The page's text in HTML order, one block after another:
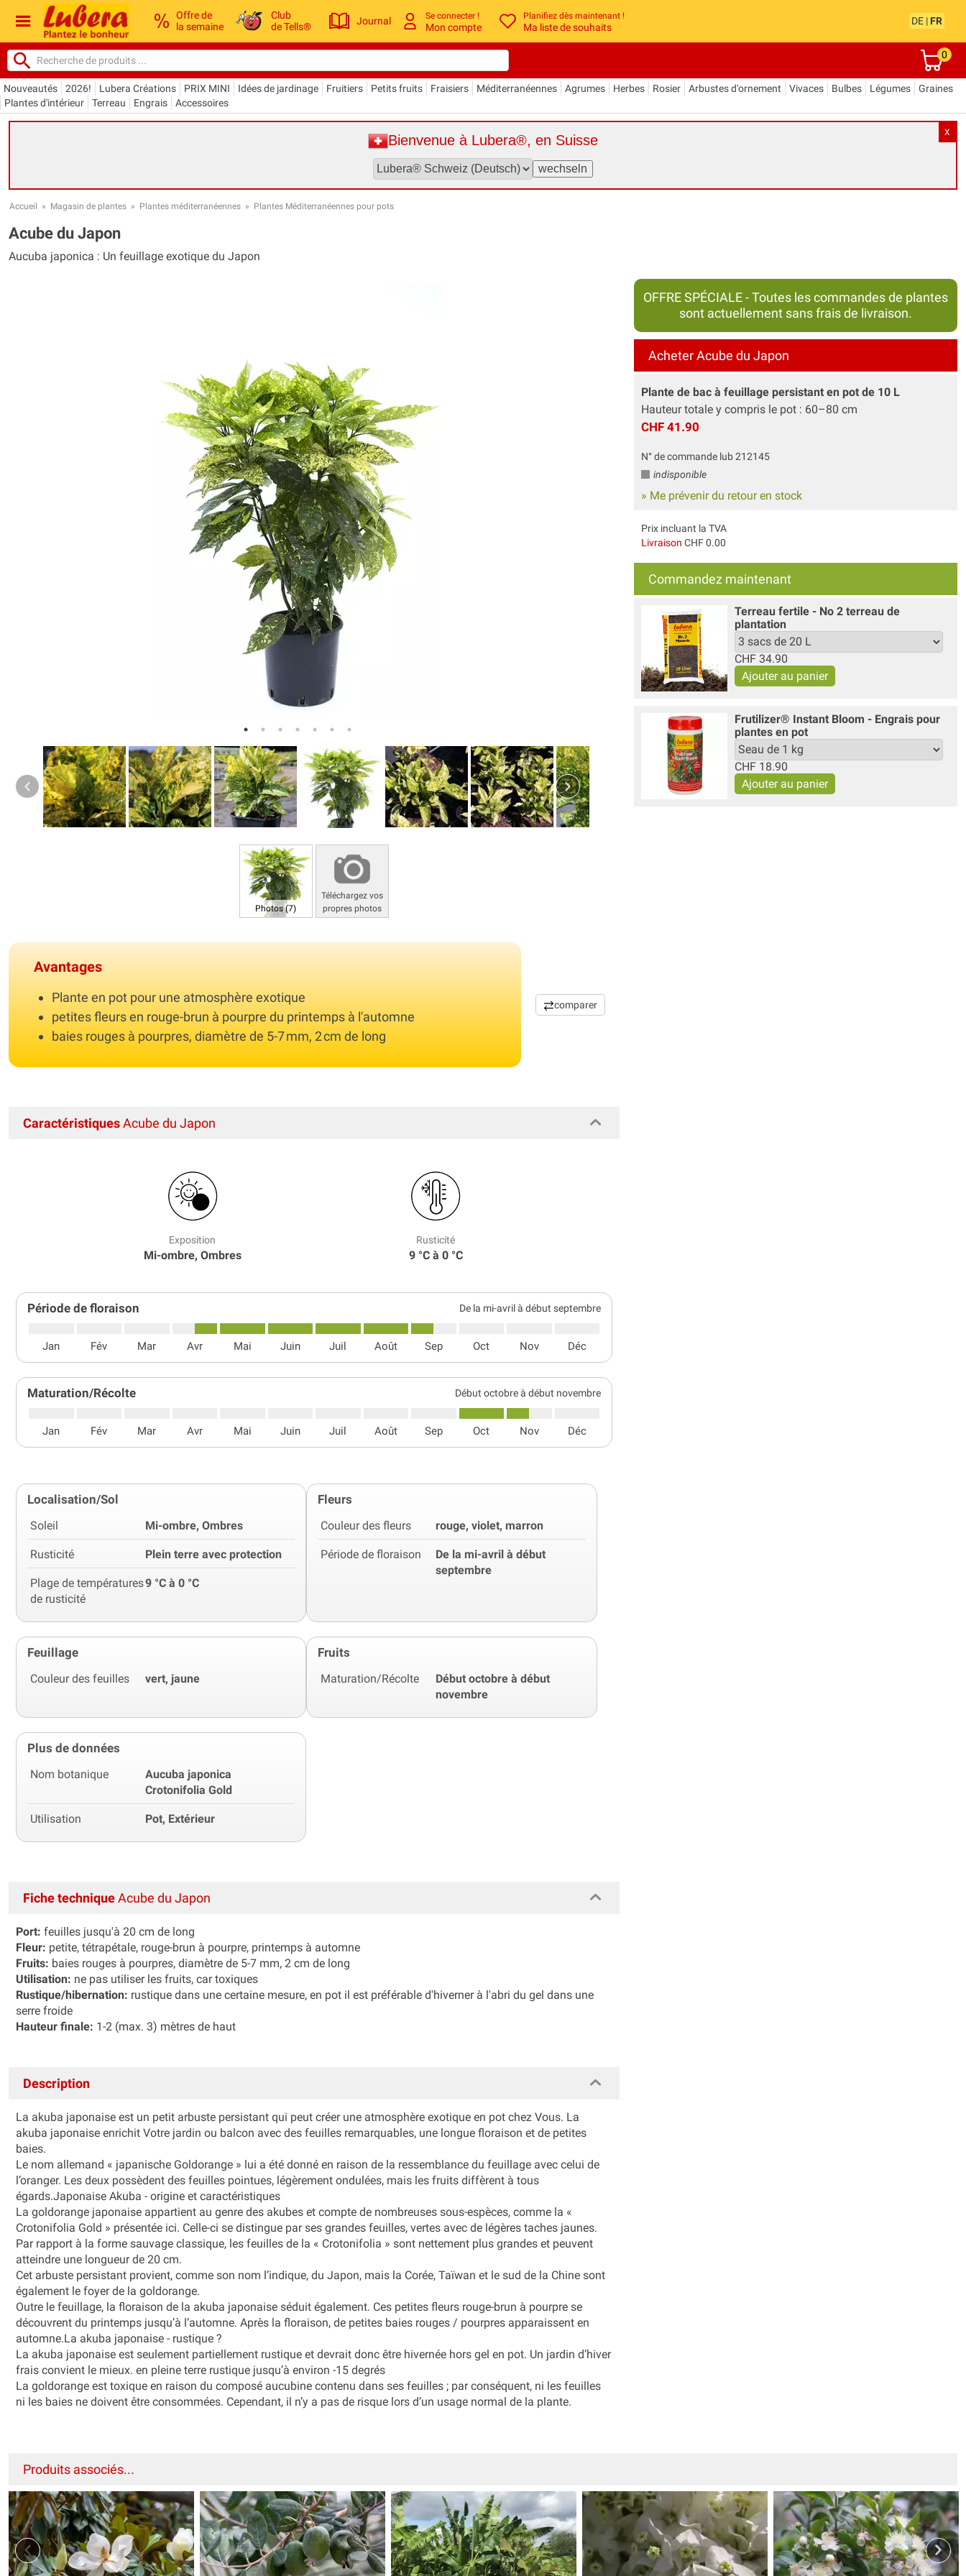
Offre de
la semaine
Club
de Tells®
Journal Se connecter !
Mon compte
Planifiez dès maintenant !
Ma liste de souhaits
DE | FR
0
Nouveautés 2026! Lubera Créations PRIX MINI Idées de jardinage Fruitiers Petits fruits Fraisiers Méditerranéennes Agrumes Herbes Rosier Arbustes d'ornement Vivaces Bulbes Légumes
Graines
Plantes d'intérieur
Terreau Engrais Accessoires
X
Bienvenue à Lubera®, en Suisse
Accueil » Magasin de plantes » Plantes méditerranéennes » Plantes Méditerranéennes pour pots
Acube du Japon
Aucuba japonica : Un feuillage exotique du Japon
Photos (7)
Téléchargez vos
propres photos
Avantages
Plante en pot pour une atmosphère exotique
petites fleurs en rouge-brun à pourpre du printemps à l'automne
baies rouges à pourpres, diamètre de 5-7 mm, 2 cm de long
comparer
OFFRE SPÉCIALE - Toutes les commandes de plantes
sont actuellement sans frais de livraison.
Acheter Acube du Japon
Plante de bac à feuillage persistant en pot de 10 L
Hauteur totale y compris le pot : 60–80 cm
CHF 41.90
N° de commande lub 212145
indisponible
» Me prévenir du retour en stock
Prix incluant la TVA
Livraison CHF 0.00
Commandez maintenant
Terreau fertile - No 2 terreau de
plantation
CHF 34.90
Frutilizer® Instant Bloom - Engrais pour
plantes en pot
CHF 18.90
CaractéristiquesAcube du Japon
Exposition
Mi-ombre, Ombres
Rusticité
9 °C à 0 °C
Période de floraison De la mi-avril à début septembre
Jan Fév Mar Avr Mai Juin Juil Août Sep Oct Nov Déc
Maturation/Récolte Début octobre à début novembre
Jan Fév Mar Avr Mai Juin Juil Août Sep Oct Nov Déc
Localisation/Sol
Soleil Mi-ombre, Ombres
Rusticité Plein terre avec protection
Plage de températures
de rusticité
9 °C à 0 °C
Fleurs
Couleur des fleurs rouge, violet, marron
Période de floraison
De la mi-avril à début
septembre
Feuillage
Couleur des feuilles vert, jaune
Fruits
Maturation/Récolte
Début octobre à début
novembre
Plus de données
Nom botanique
Aucuba japonica
Crotonifolia Gold
Utilisation Pot, Extérieur
Fiche techniqueAcube du Japon
Port: feuilles jusqu'à 20 cm de long
Fleur: petite, tétrapétale, rouge-brun à pourpre, printemps à automne
Fruits: baies rouges à pourpres, diamètre de 5-7 mm, 2 cm de long
Utilisation: ne pas utiliser les fruits, car toxiques
Rustique/hibernation: rustique dans une certaine mesure, en pot il est préférable d'hivern­er à l'abri du gel dans une
serre froide
Hauteur finale: 1-2 (max. 3) mètres de haut
Description
La akuba japonaise est un petit arbuste persistant qui peut créer une atmosphère exotique en pot chez Vous. La
akuba japonaise enrichit Votre jardin ou balcon avec des feuilles remarquables, une longue floraison et de petites
baies.
Le nom allemand « japanische Goldorange » lui a été donné en raison de la ressemblance du feuillage avec celui de
l’oranger. Les deux possèdent des feuilles pointues, légèrement ondulées, mais les fruits diffèrent à tous
égards.Japonaise Akuba - origine et caractéristiques
La goldorange japonaise appartient au genre des akubes et compte de nombreuses sous-espèces, comme la «
Crotonifolia Gold » présentée ici. Celle-ci se distingue par ses grandes feuilles, vertes avec de légères taches jaunes.
Par rapport à la forme sauvage classique, les feuilles de la « Crotonifolia » sont nettement plus grandes et peuvent
atteindre une longueur de 20 cm.
Cet arbuste persistant provient, comme son nom l’indique, du Japon, mais la Corée, Taïwan et le sud de la Chine sont
également le foyer de la goldorange.
Outre le feuillage, la floraison de la akuba japonaise séduit également. Ces petites fleurs rouge-brun à pourpre se
découvrent du printemps jusqu’à l’automne. Après la floraison, de petites baies rouges / pourpres apparaissent en
automne.La akuba japonaise - rustique ?
La akuba japonaise est seulement partiellement rustique et devrait donc être hivernée hors gel en pot. Un jardin d’hiver
frais convient le mieux. en pleine terre rustique jusqu’à environ -15 degrés
La goldorange est toxique en raison du composé aucubine contenu dans ses feuilles ; par conséquent, ni les feuilles
ni les baies ne doivent être consommées. Cependant, il n’y a pas de risque lors d’un usage normal de la plante.
Produits associés...